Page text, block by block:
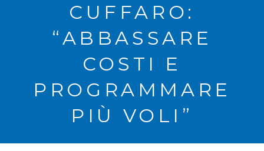
CUFFARO:
“ABBASSARE
COSTI E
PROGRAMMARE
PIÙ VOLI”